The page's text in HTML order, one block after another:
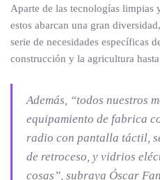
Aparte de las tecnologías limpias
estos abarcan una gran
serie de necesidades específicas
construcción y la agricultura
Además, “todos nuestros
equipamiento de fabrica
radio con pantalla táctil,
de retroceso, y vidrios
cosas”, subraya Óscar